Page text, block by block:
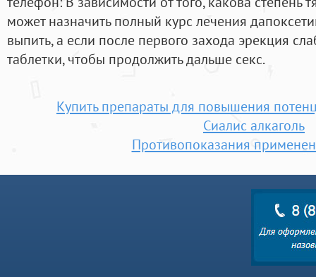
может назначить полный курс лечения
выпить, а если после первого захода эрекция
таблетки, чтобы продолжить дальше секс.
Купить препараты для повышения
Сиалис алкаголь
Противопоказания